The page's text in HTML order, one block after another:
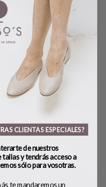
CLIENTAS ESPECIALES?
de nuestros
y tendrás acceso a
sólo para vosotras.
te mandaremos un